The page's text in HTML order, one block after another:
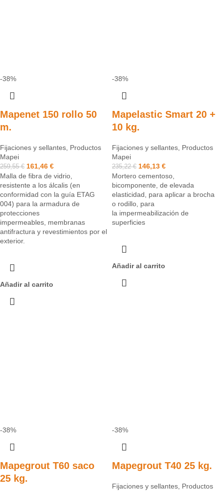
-38%
Mapenet 150 rollo 50
m.
Fijaciones y sellantes Productos
Mapei
259,55€ 161,46 €
Malla de fibra de vidrio,
resistente a los álcalis (en
conformidad con la guía ETAG
004) para la armadura de
protecciones
impermeables, membranas
antifractura y revestimientos por el
exterior.
Añadir al carrito
-38%
Mapelastic Smart 20 +
10 kg.
Fijaciones y sellantes Productos
Mapei
235,22€ 146,13 €
Mortero cementoso,
bicomponente, de elevada
elasticidad, para aplicar a brocha
o rodillo, para
la impermeabilización de
superficies
Añadir al carrito
-38%
Mapegrout T60 saco
25 kg.
-38%
Mapegrout T40 25 kg.
Fijaciones y sellantes Productos